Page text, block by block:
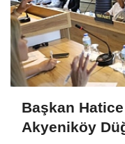
Başkan
Akyeniköy